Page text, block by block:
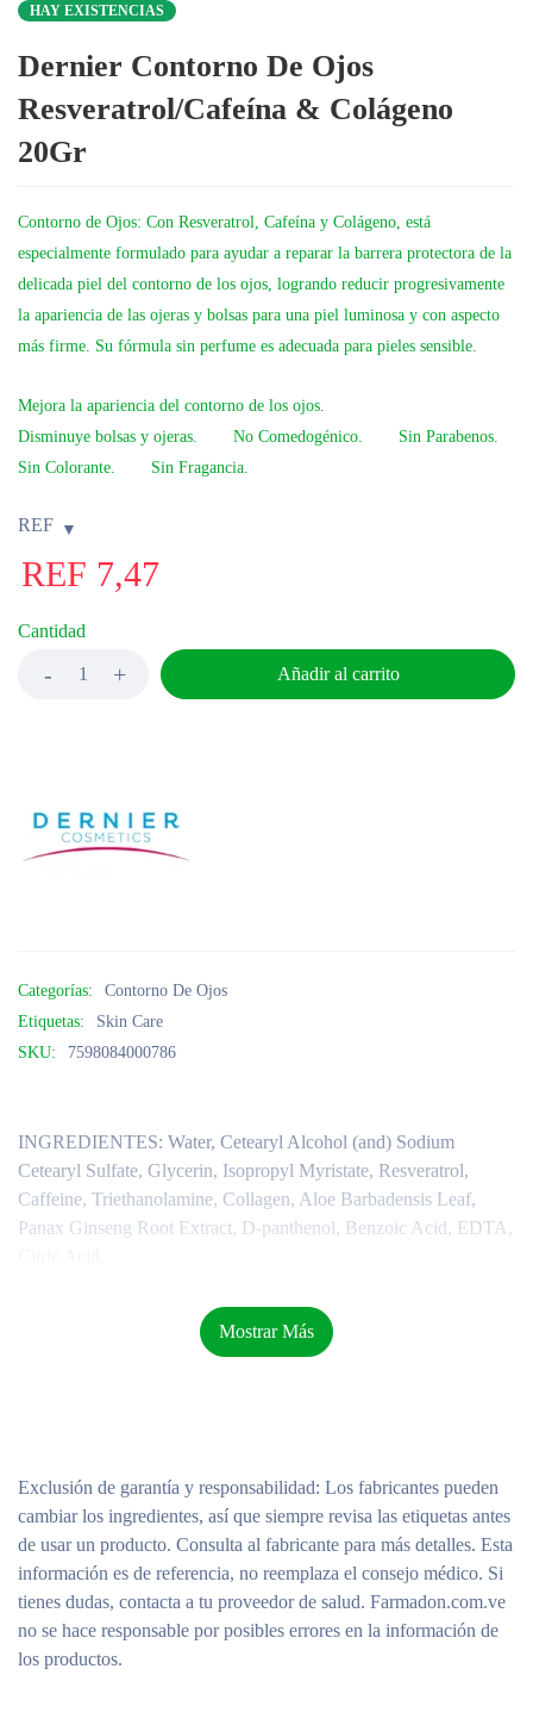
HAY EXISTENCIAS
Dernier Contorno De Ojos
Resveratrol/Cafeína & Colágeno
20Gr
Contorno de Ojos: Con Resveratrol, Cafeína y Colágeno, está
especialmente formulado para ayudar a reparar la barrera protectora de la
delicada piel del contorno de los ojos, logrando reducir progresivamente
la apariencia de las ojeras y bolsas para una piel luminosa y con aspecto
más firme. Su fórmula sin perfume es adecuada para pieles sensible.
Mejora la apariencia del contorno de los ojos.
Disminuye bolsas y ojeras.
No Comedogénico.
Sin Parabenos.
Sin Colorante.
Sin Fragancia.
REF
REF 7,47
Cantidad
Añadir al carrito
Categorías:
Contorno De Ojos
Etiquetas:
Skin Care
SKU:
7598084000786
INGREDIENTES: Water, Cetearyl Alcohol (and) Sodium
Cetearyl Sulfate, Glycerin, Isopropyl Myristate, Resveratrol,
Caffeine, Triethanolamine, Collagen, Aloe Barbadensis Leaf,
Panax Ginseng Root Extract, D-panthenol, Benzoic Acid, EDTA,
Mostrar Más
Exclusión de garantía y responsabilidad: Los fabricantes pueden
cambiar los ingredientes, así que siempre revisa las etiquetas antes
de usar un producto. Consulta al fabricante para más detalles. Esta
información es de referencia, no reemplaza el consejo médico. Si
tienes dudas, contacta a tu proveedor de salud. Farmadon.com.ve
no se hace responsable por posibles errores en la información de
los productos.